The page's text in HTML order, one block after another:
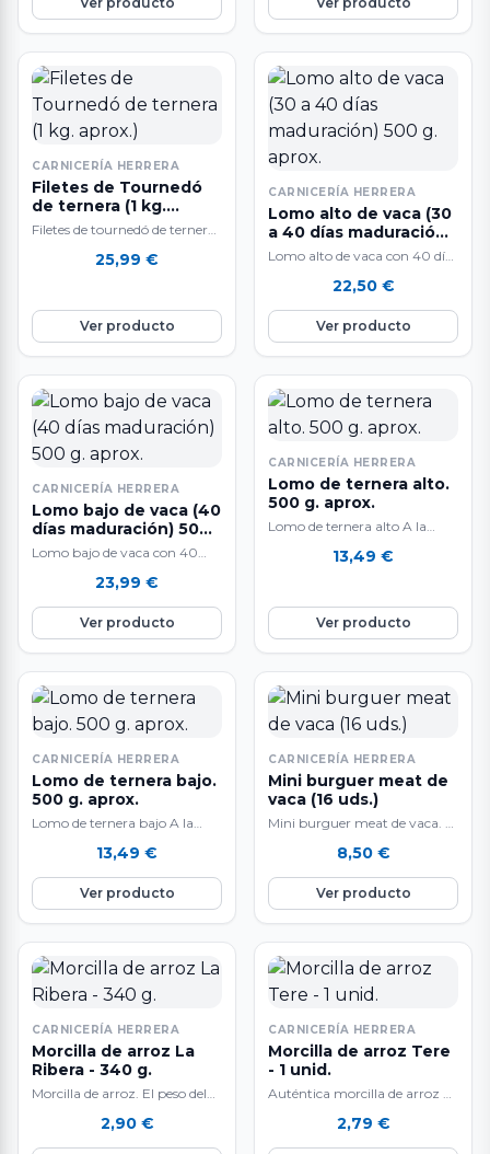
CARNICERÍA HERRERA
Filetes de Tournedó
de ternera (1 kg.
aprox.)
Filetes de tournedó de ternera
kg. aproximadamente.…
25,99 €
Ver producto
CARNICERÍA HERRERA
Lomo alto de vaca (30
a 40 días maduración)
500 g. aprox.
Lomo alto de vaca con 40 días
unidades de…22,50 €
Ver producto
CARNICERÍA HERRERA
Lomo bajo de vaca (40
días maduración) 500
g. aprox.
Lomo bajo de vaca con 40
venta por unidades de…
23,99 €
Ver producto
CARNICERÍA HERRERA
Lomo de ternera alto.
500 g. aprox.
Lomo de ternera alto A la
aproximadamente. El peso…
13,49 €
Ver producto
CARNICERÍA HERRERA
Lomo de ternera bajo.
500 g. aprox.
Lomo de ternera bajo A la
aprox. El peso…
13,49 €
Ver producto
CARNICERÍA HERRERA
Mini burguer meat de
vaca (16 uds.)
Mini burguer meat de vaca. A
unidades y 16…
8,50 €
Ver producto
CARNICERÍA HERRERA
Morcilla de arroz La
Ribera - 340 g.
Morcilla de arroz. El peso del
puede variar en función de…
2,90 €
CARNICERÍA HERRERA
Morcilla de arroz Tere
- 1 unid.
Auténtica morcilla de arroz de
por unidades de 340…
2,79 €